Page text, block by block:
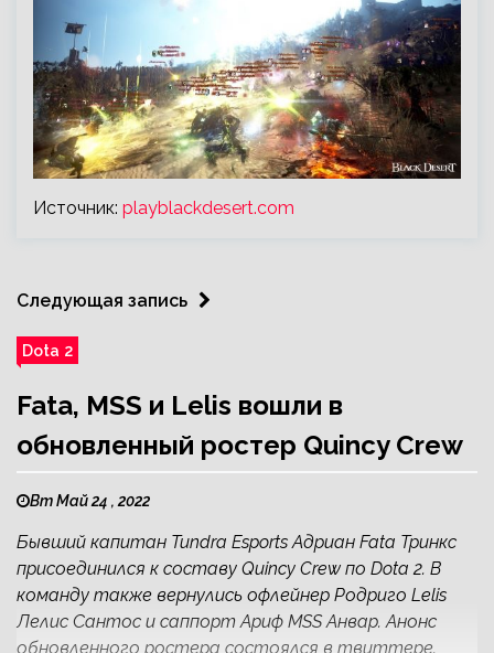
Источник: playblackdesert.com
Следующая запись
Dota 2
Fata, MSS и Lelis вошли в
обновленный ростер Quincy Crew
Вт Май 24 , 2022
Бывший капитан Tundra Esports Адриан Fata Тринкс
присоединился к составу Quincy Crew по Dota 2. В
команду также вернулись офлейнер Родриго Lelis
Лелис Сантос и саппорт Ариф MSS Анвар. Анонс
обновленного ростера состоялся в твиттере.